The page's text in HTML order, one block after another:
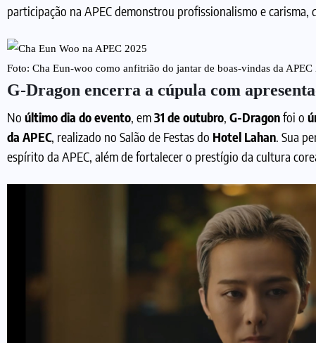
participação na APEC demonstrou profissionalismo e
Foto: Cha Eun-woo como anfitrião do jantar de boas-vindas da
G-Dragon encerra a cúpula com
No último dia do evento, em31 de outubro, G-Dragonfoi o
da APEC, realizado no Salão de Festas do Hotel Lahan. Sua
espírito da APEC, além de fortalecer o prestígio da cultura